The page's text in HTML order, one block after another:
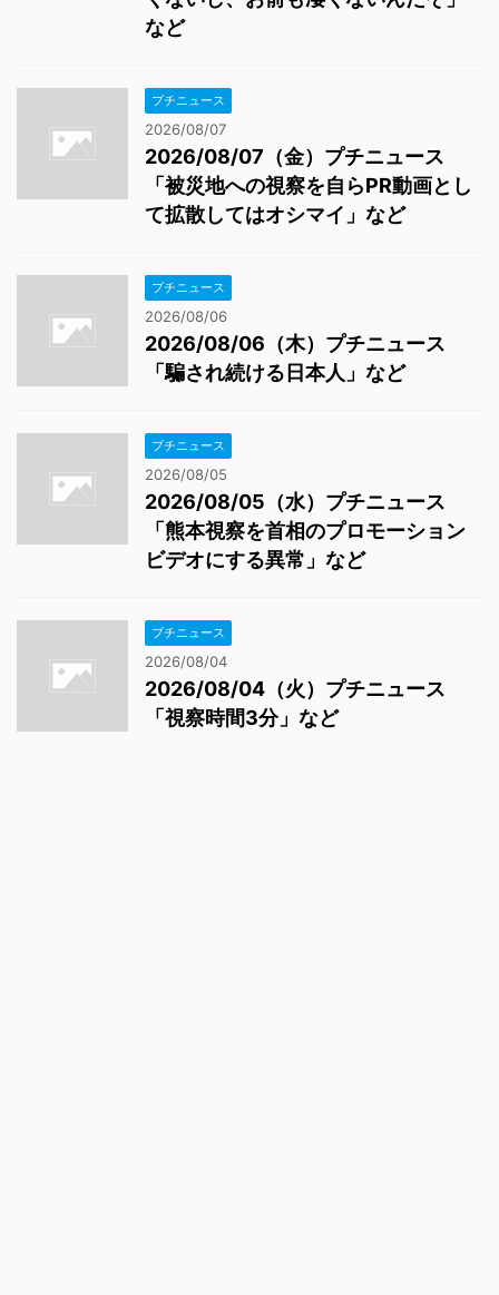
など
プチニュース
2026/08/07
2026/08/07（金）プチニュース
「被災地への視察を自らPR動画とし
て拡散してはオシマイ」など
プチニュース
2026/08/06
2026/08/06（木）プチニュース
「騙され続ける日本人」など
プチニュース
2026/08/05
2026/08/05（水）プチニュース
「熊本視察を首相のプロモーション
ビデオにする異常」など
プチニュース
2026/08/04
2026/08/04（火）プチニュース
「視察時間3分」など